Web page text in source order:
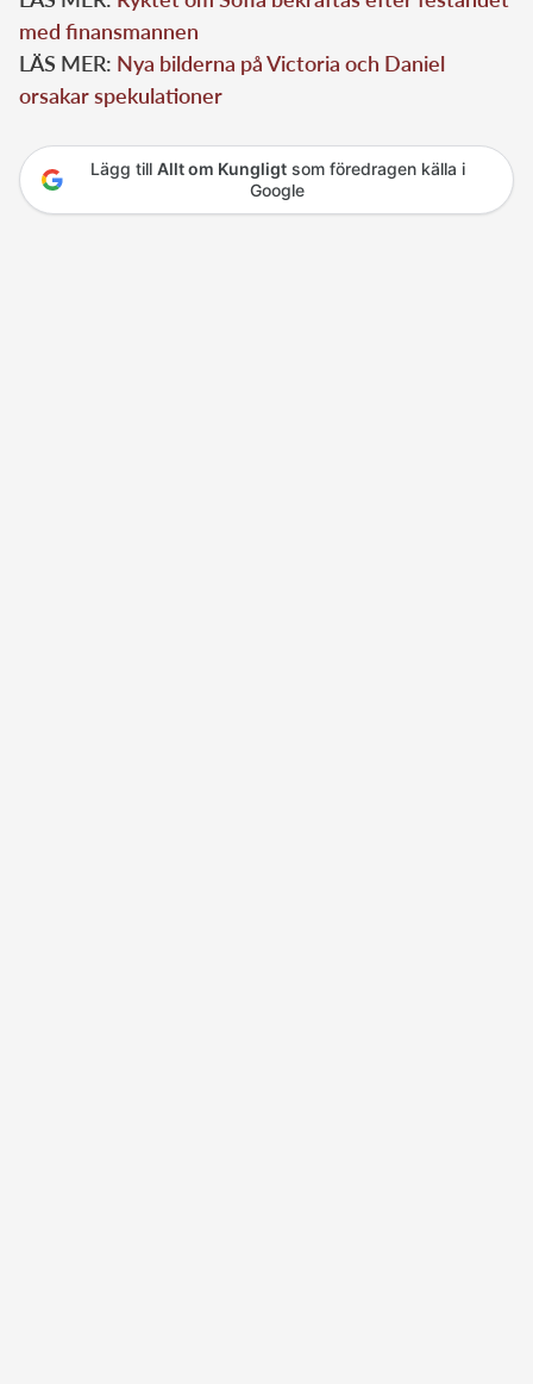
med finansmannen
LÄS MER: Nya bilderna på Victoria och Daniel
orsakar spekulationer
Lägg till Allt om Kungligtsom föredragen källa i
Google